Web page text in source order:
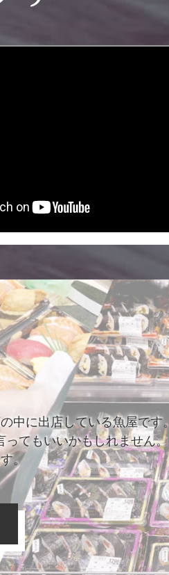
中に出店している魚屋です。
てもいいかもしれません。
。